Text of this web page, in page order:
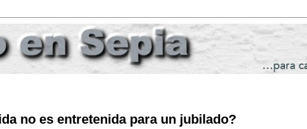
no es entretenida para un jubilado?